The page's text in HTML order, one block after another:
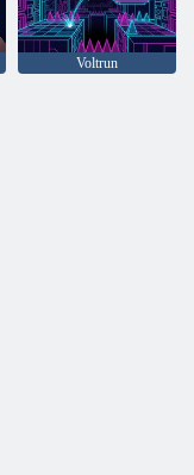
Voltrun